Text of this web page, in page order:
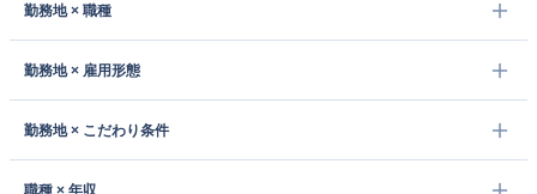
勤務地 × 職種
勤務地 × 雇用形態
勤務地 × こだわり条件
職種 × 年収